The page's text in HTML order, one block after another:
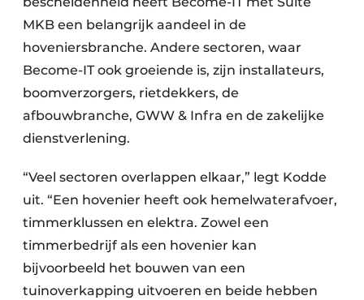
MKB een belangrijk aandeel in de
hoveniersbranche. Andere sectoren, waar
Become-IT ook groeiende is, zijn installateurs,
boomverzorgers, rietdekkers, de
afbouwbranche, GWW & Infra en de zakelijke
dienstverlening.
“Veel sectoren overlappen elkaar,” legt Kodde
uit. “Een hovenier heeft ook hemelwaterafvoer,
timmerklussen en elektra. Zowel een
timmerbedrijf als een hovenier kan
bijvoorbeeld het bouwen van een
tuinoverkapping uitvoeren en beide hebben